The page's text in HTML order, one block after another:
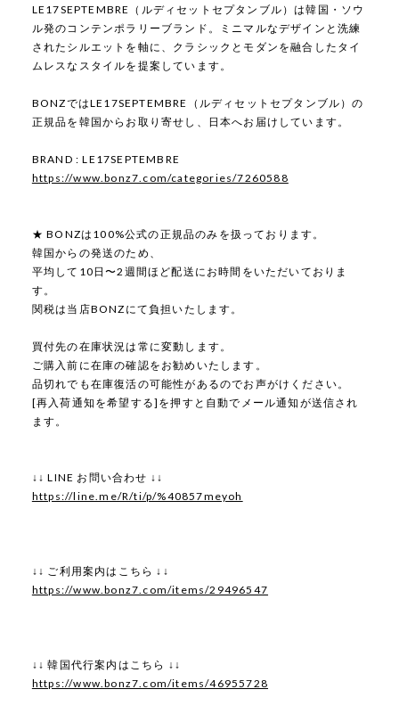
LE17SEPTEMBRE（ルディセットセプタンブル）は韓国・ソウ
ル発のコンテンポラリーブランド。ミニマルなデザインと洗練
されたシルエットを軸に、クラシックとモダンを融合したタイ
ムレスなスタイルを提案しています。
BONZではLE17SEPTEMBRE（ルディセットセプタンブル）の
正規品を韓国からお取り寄せし、日本へお届けしています。
BRAND : LE17SEPTEMBRE
https://www.bonz7.com/categories/7260588
★ BONZは100%公式の正規品のみを扱っております。
韓国からの発送のため、
平均して10日〜2週間ほど配送にお時間をいただいておりま
す。
関税は当店BONZにて負担いたします。
買付先の在庫状況は常に変動します。
ご購入前に在庫の確認をお勧めいたします。
品切れでも在庫復活の可能性があるのでお声がけください。
[再入荷通知を希望する]を押すと自動でメール通知が送信され
ます。
↓↓ LINE お問い合わせ ↓↓
https://line.me/R/ti/p/%40857meyoh
↓↓ ご利用案内はこちら ↓↓
https://www.bonz7.com/items/29496547
↓↓ 韓国代行案内はこちら ↓↓
https://www.bonz7.com/items/46955728